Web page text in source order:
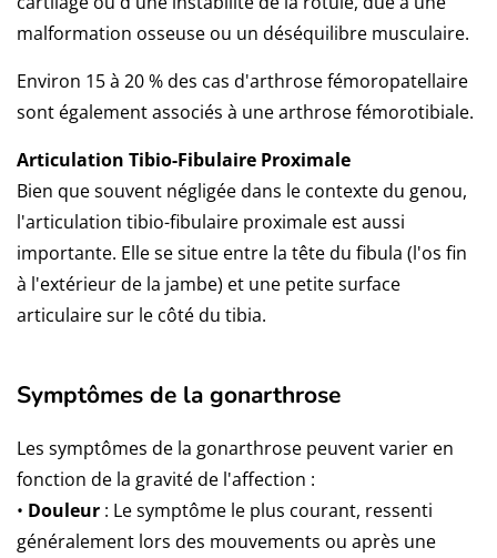
malformation osseuse ou un déséquilibre musculaire.
Environ 15 à 20 % des cas d'arthrose fémoropatellaire
sont également associés à une arthrose fémorotibiale.
Articulation Tibio-Fibulaire Proximale
Bien que souvent négligée dans le contexte du genou,
l'articulation tibio-fibulaire proximale est aussi
importante. Elle se situe entre la tête du fibula (l'os fin
à l'extérieur de la jambe) et une petite surface
articulaire sur le côté du tibia.
Symptômes de la gonarthrose
Les symptômes de la gonarthrose peuvent varier en
fonction de la gravité de l'affection :
• Douleur : Le symptôme le plus courant, ressenti
généralement lors des mouvements ou après une